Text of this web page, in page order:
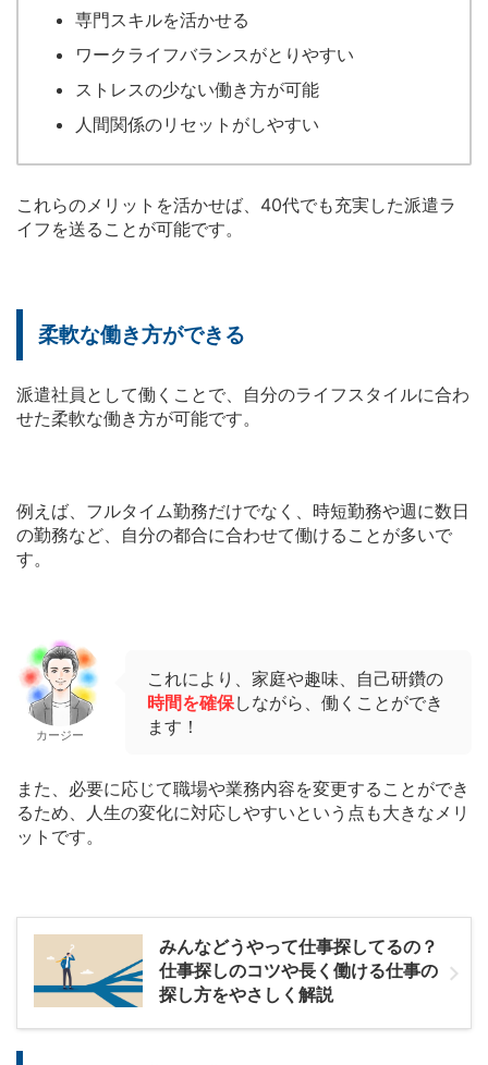
専門スキルを活かせる
ワークライフバランスがとりやすい
ストレスの少ない働き方が可能
人間関係のリセットがしやすい
これらのメリットを活かせば、40代でも充実した派遣ラ
イフを送ることが可能です。
柔軟な働き方ができる
派遣社員として働くことで、自分のライフスタイルに合わ
せた柔軟な働き方が可能です。
例えば、フルタイム勤務だけでなく、時短勤務や週に数日
の勤務など、自分の都合に合わせて働けることが多いで
す。
カージー
これにより、家庭や趣味、自己研鑽の
時間を確保しながら、働くことができ
ます！
また、必要に応じて職場や業務内容を変更することができ
るため、人生の変化に対応しやすいという点も大きなメリ
ットです。
みんなどうやって仕事探してるの？
仕事探しのコツや長く働ける仕事の
探し方をやさしく解説